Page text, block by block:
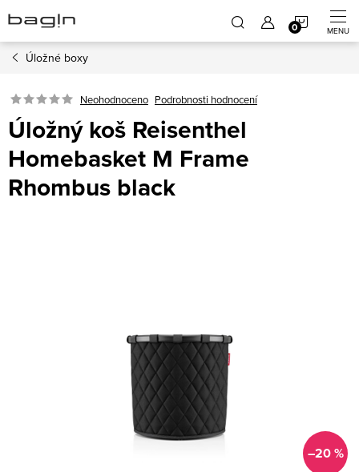
na
obsah
Úložné boxy
Neohodnoceno Podrobnosti hodnocení
Úložný koš Reisenthel
Homebasket M Frame
Rhombus black
–20 %